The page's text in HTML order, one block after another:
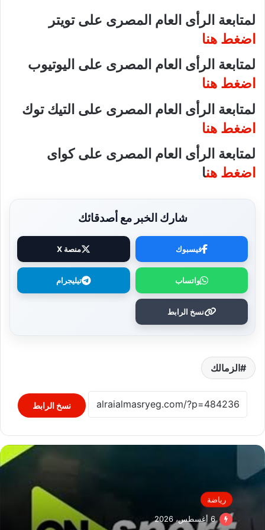
لمتابعة الرأى العام المصرى على تويتر
اضغط هنا
لمتابعة الرأى العام المصرى على اليوتيوب
اضغط هنا
لمتابعة الرأى العام المصرى على التيك توك
اضغط هنا
لمتابعة الرأى العام المصرى على كواى
اضغط هنا
شارك الخبر مع أصدقائك
فيسبوك منصة X
واتساب تيليجرام
نسخ الرابط
الزمالك
نسخ الرابط
رياضة
6 أغسطس، 2026